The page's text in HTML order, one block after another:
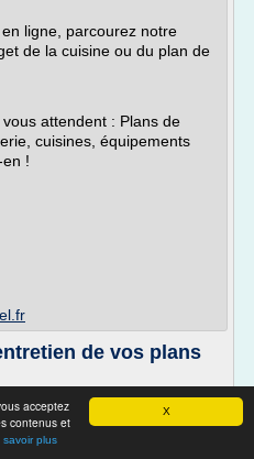
X
acceptez
contenus et
savoir plus
ligne, parcourez notre
de la cuisine ou du plan de
attendent : Plans de
cuisines, équipements
!
de vos plans
pas le premier produit
! ». Certains produits